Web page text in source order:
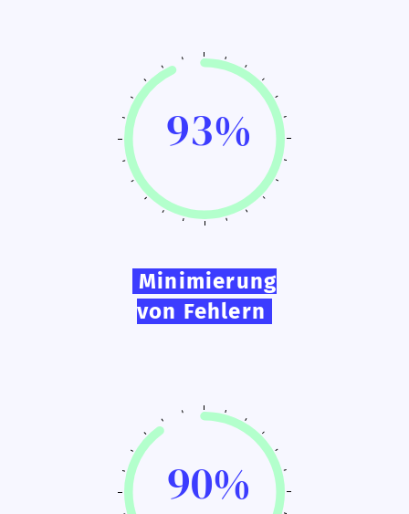
93%
Minimierung
von Fehlern
90%